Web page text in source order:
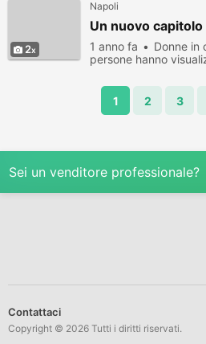
2
Napoli
Un nuovo
1 anno fa Donne in
persone hanno
1 2 3
Sei un venditore professionale?
Contattaci
Copyright © 2026 Tutti i diritti riservati.